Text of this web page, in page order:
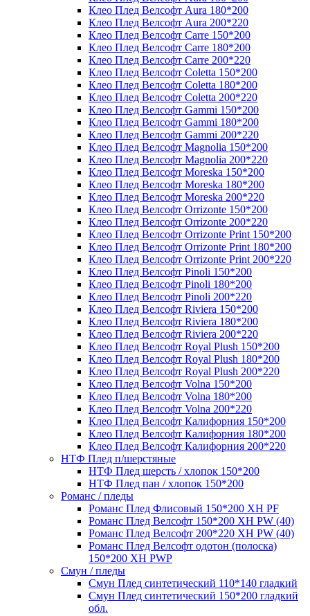
Клео Плед Велсофт Aura 180*200
Клео Плед Велсофт Aura 200*220
Клео Плед Велсофт Carre 150*200
Клео Плед Велсофт Carre 180*200
Клео Плед Велсофт Carre 200*220
Клео Плед Велсофт Coletta 150*200
Клео Плед Велсофт Coletta 180*200
Клео Плед Велсофт Coletta 200*220
Клео Плед Велсофт Gammi 150*200
Клео Плед Велсофт Gammi 180*200
Клео Плед Велсофт Gammi 200*220
Клео Плед Велсофт Magnolia 150*200
Клео Плед Велсофт Magnolia 200*220
Клео Плед Велсофт Moreska 150*200
Клео Плед Велсофт Moreska 180*200
Клео Плед Велсофт Moreska 200*220
Клео Плед Велсофт Orrizonte 150*200
Клео Плед Велсофт Orrizonte 200*220
Клео Плед Велсофт Orrizonte Print 150*200
Клео Плед Велсофт Orrizonte Print 180*200
Клео Плед Велсофт Orrizonte Print 200*220
Клео Плед Велсофт Pinoli 150*200
Клео Плед Велсофт Pinoli 180*200
Клео Плед Велсофт Pinoli 200*220
Клео Плед Велсофт Riviera 150*200
Клео Плед Велсофт Riviera 180*200
Клео Плед Велсофт Riviera 200*220
Клео Плед Велсофт Royal Plush 150*200
Клео Плед Велсофт Royal Plush 180*200
Клео Плед Велсофт Royal Plush 200*220
Клео Плед Велсофт Volna 150*200
Клео Плед Велсофт Volna 180*200
Клео Плед Велсофт Volna 200*220
Клео Плед Велсофт Калифорния 150*200
Клео Плед Велсофт Калифорния 180*200
Клео Плед Велсофт Калифорния 200*220
НТФ Плед п/шерстяные
НТФ Плед шерсть / хлопок 150*200
НТФ Плед пан / хлопок 150*200
Романс / пледы
Романс Плед Флисовый 150*200 XH PF
Романс Плед Велсофт 150*200 XH PW (40)
Романс Плед Велсофт 200*220 XH PW (40)
Романс Плед Велсофт одотон (полоска)
150*200 XH PWP
Смун / пледы
Смун Плед синтетический 110*140 гладкий
Смун Плед синтетический 150*200 гладкий
обл.